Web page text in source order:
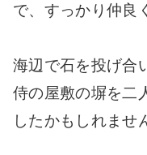
で、すっかり仲良
海辺で石を投げ合
侍の屋敷の塀を二
したかもしれませ